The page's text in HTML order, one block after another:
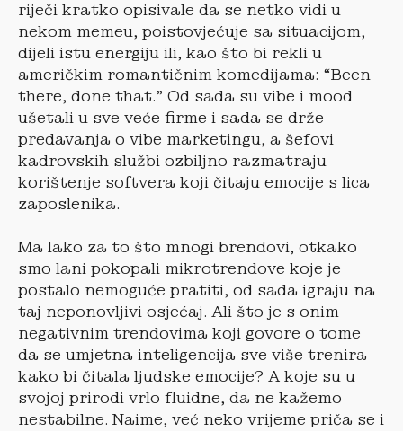
riječi kratko opisivale da se netko vidi u
nekom memeu, poistovjećuje sa situacijom,
dijeli istu energiju ili, kao što bi rekli u
američkim romantičnim komedijama: “Been
there, done that.” Od sada su vibe i mood
ušetali u sve veće firme i sada se drže
predavanja o vibe marketingu, a šefovi
kadrovskih službi ozbiljno razmatraju
korištenje softvera koji čitaju emocije s lica
zaposlenika.
Ma lako za to što mnogi brendovi, otkako
smo lani pokopali mikrotrendove koje je
postalo nemoguće pratiti, od sada igraju na
taj neponovljivi osjećaj. Ali što je s onim
negativnim trendovima koji govore o tome
da se umjetna inteligencija sve više trenira
kako bi čitala ljudske emocije? A koje su u
svojoj prirodi vrlo fluidne, da ne kažemo
nestabilne. Naime, već neko vrijeme priča se i